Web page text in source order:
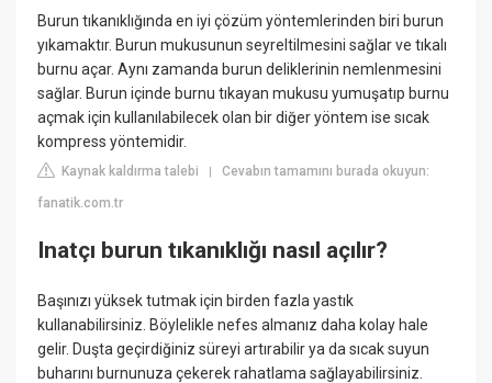
Burun tıkanıklığında en iyi çözüm yöntemlerinden biri burun
yıkamaktır. Burun mukusunun seyreltilmesini sağlar ve tıkalı
burnu açar. Aynı zamanda burun deliklerinin nemlenmesini
sağlar. Burun içinde burnu tıkayan mukusu yumuşatıp burnu
açmak için kullanılabilecek olan bir diğer yöntem ise sıcak
kompress yöntemidir.
Kaynak kaldırma talebi |Cevabın tamamını burada okuyun:
fanatik.com.tr
Inatçı burun tıkanıklığı nasıl açılır?
Başınızı yüksek tutmak için birden fazla yastık
kullanabilirsiniz. Böylelikle nefes almanız daha kolay hale
gelir. Duşta geçirdiğiniz süreyi artırabilir ya da sıcak suyun
buharını burnunuza çekerek rahatlama sağlayabilirsiniz.